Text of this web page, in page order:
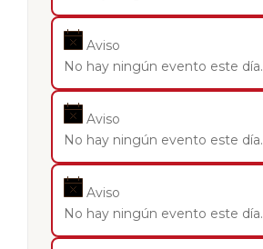
Aviso
No hay ningún evento este día.
Aviso
No hay ningún evento este día.
Aviso
No hay ningún evento este día.